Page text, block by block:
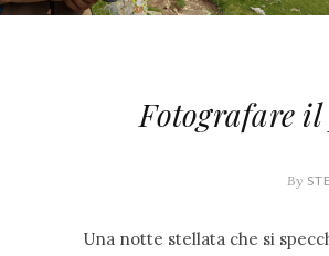
Fotografare
By
Una notte stellata che si